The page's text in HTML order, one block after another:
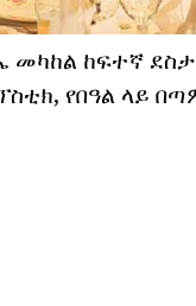
ከፍተኛ
የበዓል ላይ